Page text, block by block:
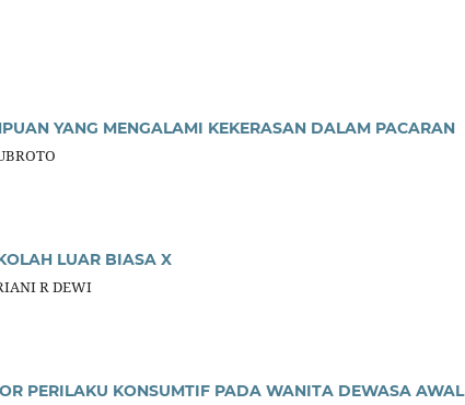
YANG MENGALAMI KEKERASAN DALAM PACARAN
LUAR BIASA X
R DEWI
PERILAKU KONSUMTIF PADA WANITA DEWASA AWAL